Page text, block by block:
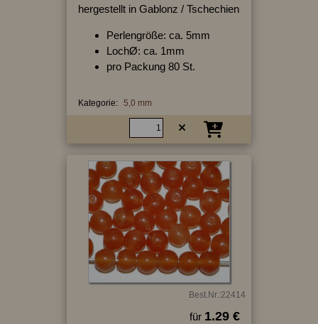
hergestellt in Gablonz / Tschechien
Perlengröße: ca. 5mm
LochØ: ca. 1mm
pro Packung 80 St.
Kategorie: 5,0 mm
Best.Nr.:22414
für 1.29 €